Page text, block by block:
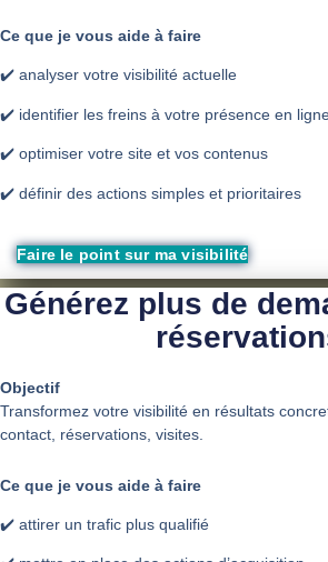
Ce que je vous aide à faire
✔️ analyser votre visibilité actuelle
✔️ identifier les freins à votre présence en
✔️ optimiser votre site et vos contenus
✔️ définir des actions simples et prioritaires
Faire le point sur ma visibilité
Générez plus de
Objectif
Transformez votre visibilité en résultats
contact, réservations, visites.
Ce que je vous aide à faire
✔️ attirer un trafic plus qualifié